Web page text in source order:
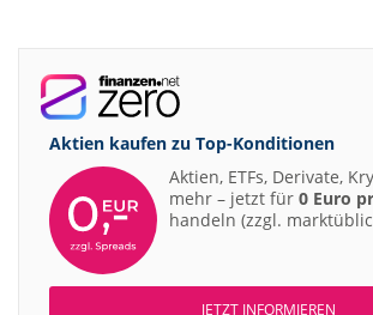
Aktien kaufen zu Top-Konditionen
Aktien, ETFs, Derivate,
mehr – jetzt für 0 Euro
handeln (zzgl.
JETZT INFORMIEREN